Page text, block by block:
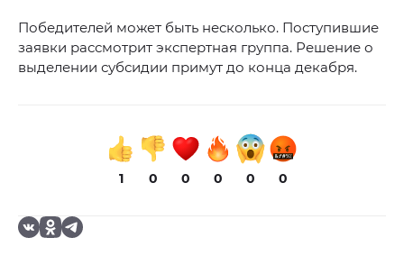
Победителей может быть несколько. Поступившие
заявки рассмотрит экспертная группа. Решение о
выделении субсидии примут до конца декабря.
1 0 0 0 0 0